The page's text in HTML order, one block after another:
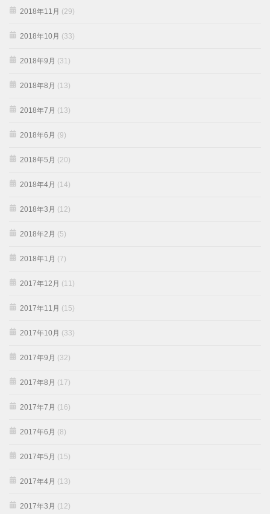
2018年11月 (29)
2018年10月 (33)
2018年9月 (31)
2018年8月 (13)
2018年7月 (13)
2018年6月 (9)
2018年5月 (20)
2018年4月 (14)
2018年3月 (12)
2018年2月 (5)
2018年1月 (7)
2017年12月 (11)
2017年11月 (15)
2017年10月 (33)
2017年9月 (32)
2017年8月 (17)
2017年7月 (16)
2017年6月 (8)
2017年5月 (15)
2017年4月 (13)
2017年3月 (12)